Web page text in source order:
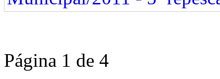
Página 1 de 4